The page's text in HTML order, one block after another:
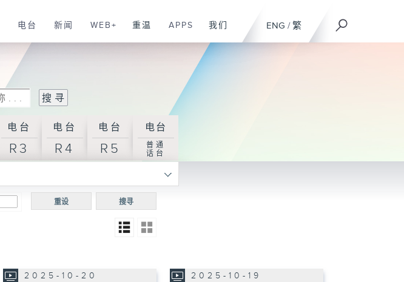
ENG / 繁
电台 新闻 WEB+ 重温 APPS 我们
电台
R3
电台
R4
电台
R5
电台
普通
话台
搜寻
重设
2025-10-20 2025-10-19